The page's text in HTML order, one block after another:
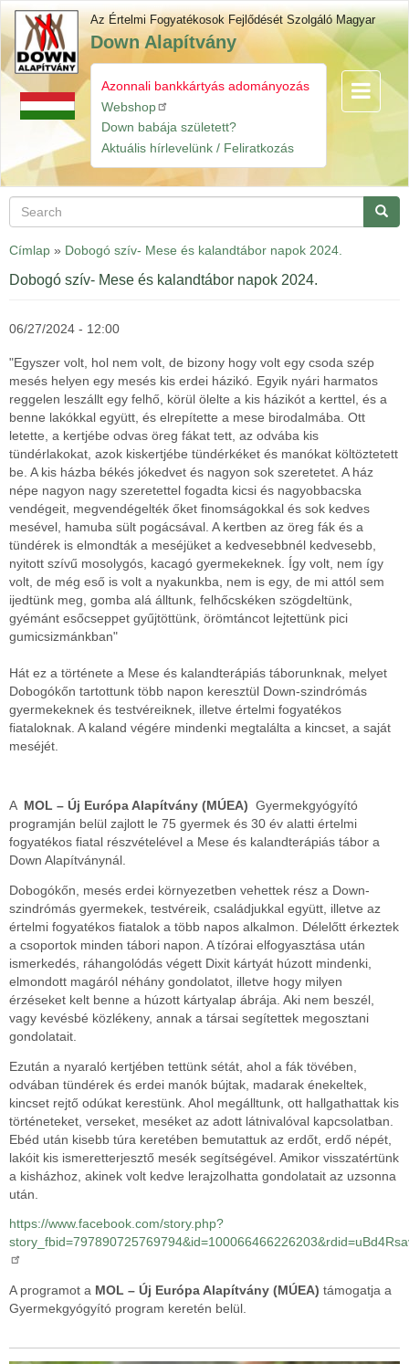
Skip
main
content
Az Értelmi Fogyatékosok Fejlődését Szolgáló Magyar
Down Alapítvány
Gyorslinkek
Azonnali bankkártyás adományozás
Webshop
Down babája született?
Aktuális hírlevelünk / Feliratkozás
Toggle
navigation
Search
Címlap » Dobogó szív- Mese és kalandtábor napok 2024.
Dobogó szív- Mese és kalandtábor napok 2024.
06/27/2024 - 12:00
"Egyszer volt, hol nem volt, de bizony hogy volt egy csoda szép
mesés helyen egy mesés kis erdei házikó. Egyik nyári harmatos
reggelen leszállt egy felhő, körül ölelte a kis házikót a kerttel, és a
benne lakókkal együtt, és elrepítette a mese birodalmába. Ott
letette, a kertjébe odvas öreg fákat tett, az odvába kis
tündérlakokat, azok kiskertjébe tündérkéket és manókat költöztetett
be. A kis házba békés jókedvet és nagyon sok szeretetet. A ház
népe nagyon nagy szeretettel fogadta kicsi és nagyobbacska
vendégeit, megvendégelték őket finomságokkal és sok kedves
mesével, hamuba sült pogácsával. A kertben az öreg fák és a
tündérek is elmondták a meséjüket a kedvesebbnél kedvesebb,
nyitott szívű mosolygós, kacagó gyermekeknek. Így volt, nem így
volt, de még eső is volt a nyakunkba, nem is egy, de mi attól sem
ijedtünk meg, gomba alá álltunk, felhőcskéken szögdeltünk,
gyémánt esőcseppet gyűjtöttünk, örömtáncot lejtettünk pici
gumicsizmánkban"
Hát ez a története a Mese és kalandterápiás táborunknak, melyet
Dobogókőn tartottunk több napon keresztül Down-szindrómás
gyermekeknek és testvéreiknek, illetve értelmi fogyatékos
fiataloknak. A kaland végére mindenki megtalálta a kincset, a saját
meséjét.
A MOL – Új Európa Alapítvány (MÚEA) Gyermekgyógyító
programján belül zajlott le 75 gyermek és 30 év alatti értelmi
fogyatékos fiatal részvételével a Mese és kalandterápiás tábor a
Down Alapítványnál.
Dobogókőn, mesés erdei környezetben vehettek rész a Down-
szindrómás gyermekek, testvéreik, családjukkal együtt, illetve az
értelmi fogyatékos fiatalok a több napos alkalmon. Délelőtt érkeztek
a csoportok minden tábori napon. A tízórai elfogyasztása után
ismerkedés, ráhangolódás végett Dixit kártyát húzott mindenki,
elmondott magáról néhány gondolatot, illetve hogy milyen
érzéseket kelt benne a húzott kártyalap ábrája. Aki nem beszél,
vagy kevésbé közlékeny, annak a társai segítettek megosztani
gondolatait.
Ezután a nyaraló kertjében tettünk sétát, ahol a fák tövében,
odvában tündérek és erdei manók bújtak, madarak énekeltek,
kincset rejtő odúkat kerestünk. Ahol megálltunk, ott hallgathattak kis
történeteket, verseket, meséket az adott látnivalóval kapcsolatban.
Ebéd után kisebb túra keretében bemutattuk az erdőt, erdő népét,
lakóit kis ismeretterjesztő mesék segítségével. Amikor visszatértünk
a kisházhoz, akinek volt kedve lerajzolhatta gondolatait az uzsonna
után.
https://www.facebook.com/story.php?
A programot a MOL – Új Európa Alapítvány (MÚEA) támogatja a
Gyermekgyógyító program keretén belül.